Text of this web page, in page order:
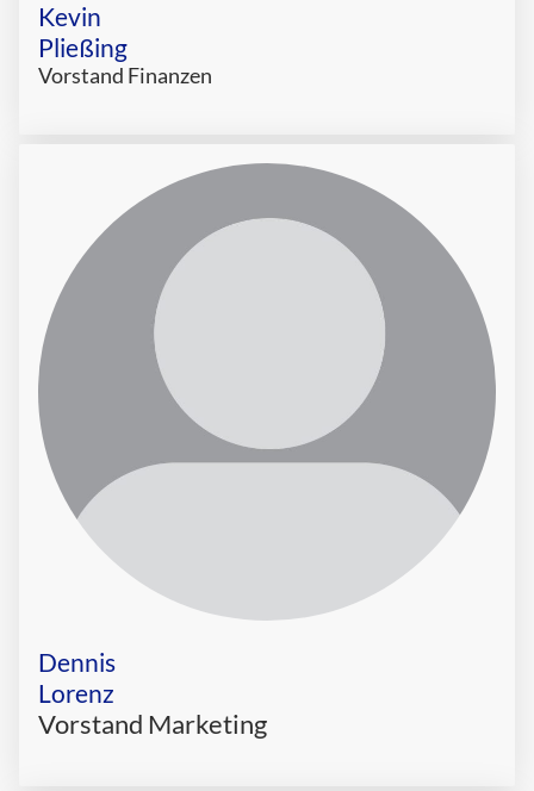
Kevin
Pließing
Vorstand Finanzen
Dennis
Lorenz
Vorstand Marketing